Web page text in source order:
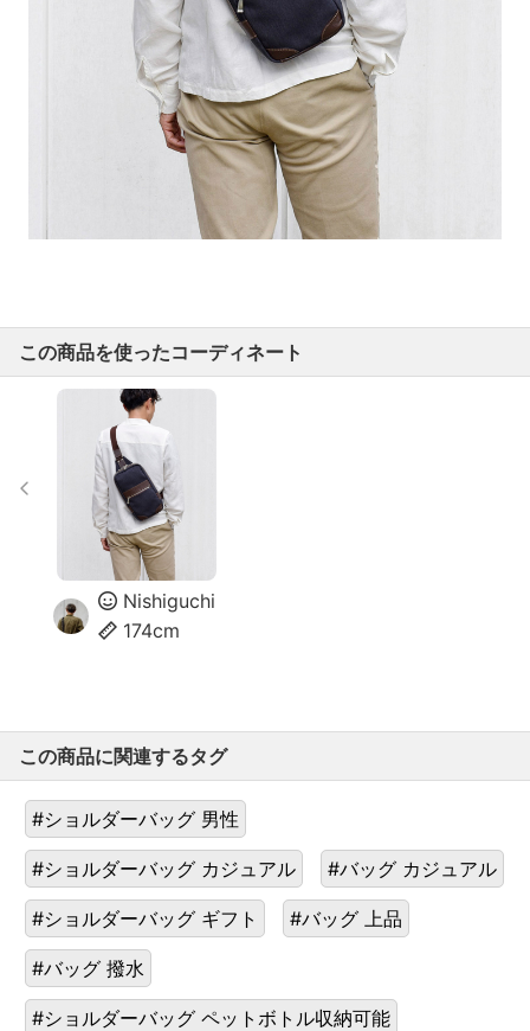
この商品を使ったコーディネート
Nishiguchi
174cm
この商品に関連するタグ
#ショルダーバッグ 男性
#ショルダーバッグ カジュアル #バッグ カジュアル
#ショルダーバッグ ギフト #バッグ 上品
#バッグ 撥水
#ショルダーバッグ ペットボトル収納可能